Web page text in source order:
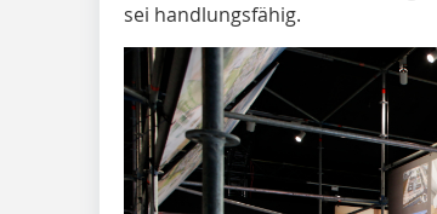
sei handlungsfähig.